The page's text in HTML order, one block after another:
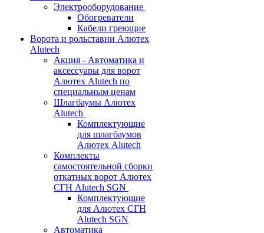
Электрооборудование
Обогреватели
Кабели греющие
Ворота и рольставни Алютех
Alutech
Акция - Автоматика и
аксессуары для ворот
Алютех Alutech по
специальным ценам
Шлагбаумы Алютех
Alutech
Комплектующие
для шлагбаумов
Алютех Alutech
Комплекты
самостоятельной сборки
откатных ворот Алютех
СГН Alutech SGN
Комплектующие
для Алютех СГН
Alutech SGN
Автоматика